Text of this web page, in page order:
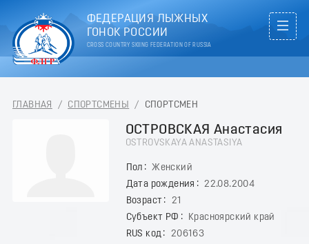
ФЕДЕРАЦИЯ ЛЫЖНЫХ
ГОНОК РОССИИ
CROSS COUNTRY SKIING FEDERATION OF RUSSIA
ГЛАВНАЯ / СПОРТСМЕНЫ / СПОРТСМЕН
ОСТРОВСКАЯ Анастасия
OSTROVSKAYA ANASTASIYA
Пол
Женский
Дата рождения
22.08.2004
Возраст
21
Субъект РФ
Красноярский край
RUS код
206163